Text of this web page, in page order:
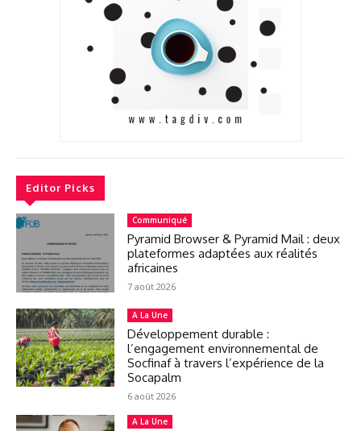
Editor Picks
Communiqué
Pyramid Browser & Pyramid Mail : deux
plateformes adaptées aux réalités
africaines
7 août 2026
A La Une
Développement durable :
l’engagement environnemental de
Socfinaf à travers l’expérience de la
Socapalm
6 août 2026
A La Une